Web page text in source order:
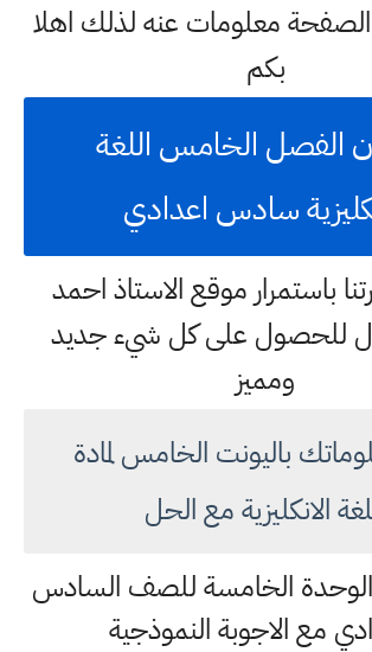
معلومات عنه لذلك اهلا
بكم
الفصل الخامس اللغة
سادس اعدادي
باستمرار موقع الاستاذ احمد
للحصول على كل شيء جديد
ومميز
باليونت الخامس لمادة
الانكليزية مع الحل
الوحدة الخامسة للصف السادس
مع الاجوبة النموذجية